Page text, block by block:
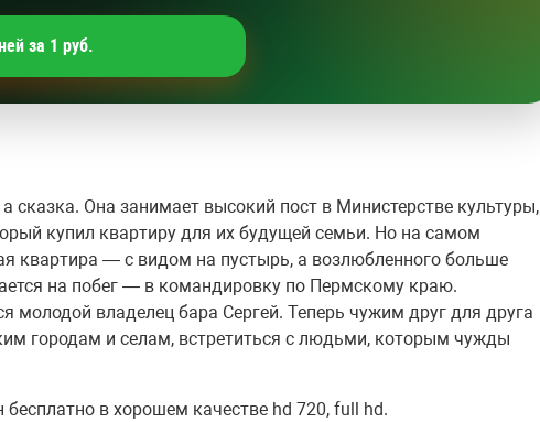
за 1 руб.
сказка. Она занимает высокий пост в Министерстве культуры,
купил квартиру для их будущей семьи. Но на самом
квартира — с видом на пустырь, а возлюбленного больше
на побег — в командировку по Пермскому краю.
молодой владелец бара Сергей. Теперь чужим друг для друга
городам и селам, встретиться с людьми, которым чужды
в хорошем качестве hd 720, full hd.